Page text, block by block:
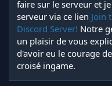
faire sur le serveur et
serveur via ce lien Join
Discord Server! Notre
un plaisir de vous
d'avoir eu le courage
croisé ingame.